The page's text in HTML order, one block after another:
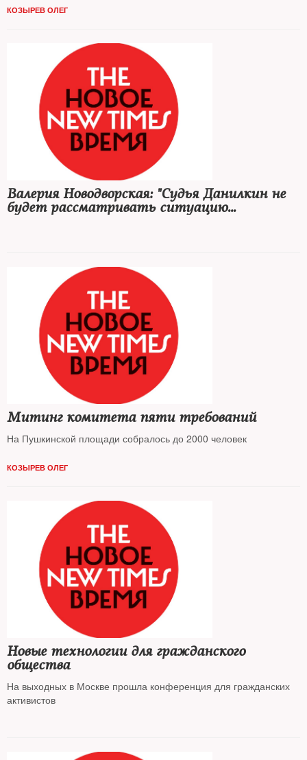
КОЗЫРЕВ ОЛЕГ
Валерия Новодворская: "Судья Данилкин не
будет рассматривать ситуацию
Митинг комитета пяти требований
На Пушкинской площади собралось до 2000 человек
КОЗЫРЕВ ОЛЕГ
Новые технологии для гражданского
общества
На выходных в Москве прошла конференция для гражданских
активистов